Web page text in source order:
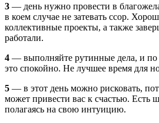
3 — день нужно провести в
в коем случае не затевать ссор.
коллективные проекты, а также
работали.
4 — выполняйте рутинные дела, и по
это спокойно. Не лучшее время для
5 — в этот день можно рисковать,
может привести вас к счастью. Есть
полагаясь на свою интуицию.